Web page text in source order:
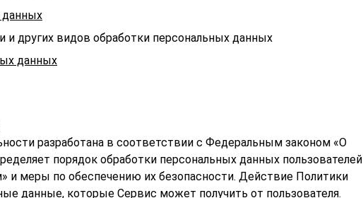
данных
и других видов обработки персональных данных
данных
разработана в соответствии с Федеральным законом «О
порядок обработки персональных данных пользователей
и меры по обеспечению их безопасности. Действие Политики
данные, которые Сервис может получить от пользователя.